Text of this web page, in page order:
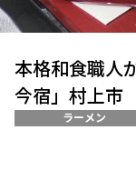
本格和食職人
今宿」村上市
ラーメン